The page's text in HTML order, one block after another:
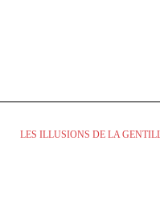
LES ILLUSIONS DE LA